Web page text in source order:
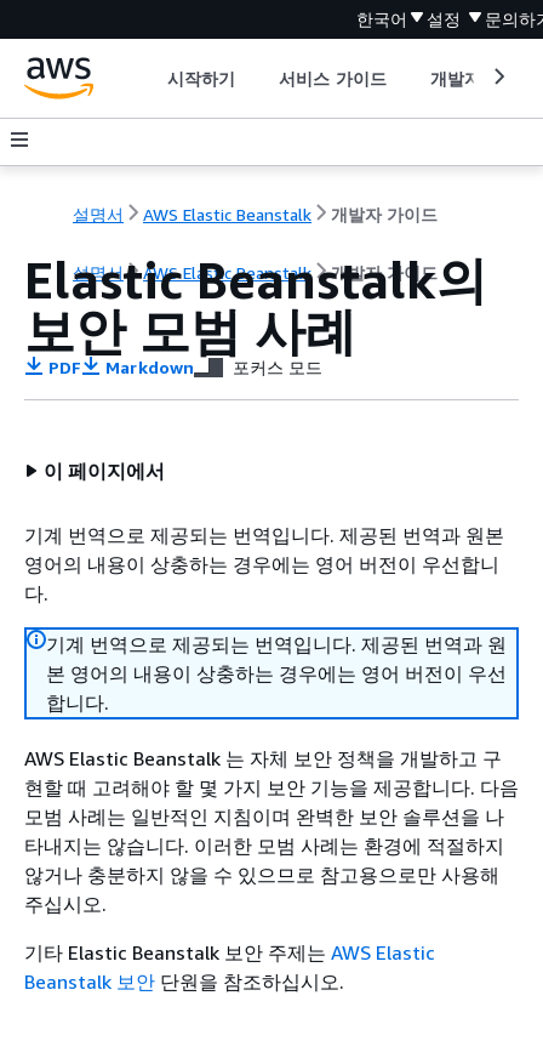
한국어 설정 문의하
시작하기 서비스 가이드 개발자 도구
설명서 AWS Elastic Beanstalk 개발자 가이드
설명서 AWS Elastic Beanstalk 개발자 가이드
Elastic Beanstalk의
보안 모범 사례
PDF Markdown 포커스 모드
이 페이지에서
기계 번역으로 제공되는 번역입니다. 제공된 번역과 원본
영어의 내용이 상충하는 경우에는 영어 버전이 우선합니
다.
기계 번역으로 제공되는 번역입니다. 제공된 번역과 원
본 영어의 내용이 상충하는 경우에는 영어 버전이 우선
합니다.
AWS Elastic Beanstalk 는 자체 보안 정책을 개발하고 구
현할 때 고려해야 할 몇 가지 보안 기능을 제공합니다. 다음
모범 사례는 일반적인 지침이며 완벽한 보안 솔루션을 나
타내지는 않습니다. 이러한 모범 사례는 환경에 적절하지
않거나 충분하지 않을 수 있으므로 참고용으로만 사용해
주십시오.
기타 Elastic Beanstalk 보안 주제는 AWS Elastic
Beanstalk 보안 단원을 참조하십시오.